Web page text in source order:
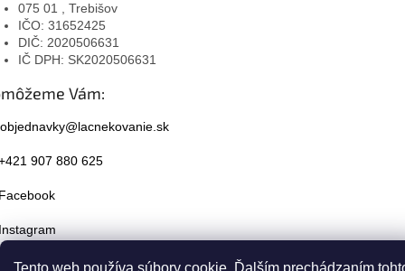
Tento web používa súbory cookie. Ďalším prechádzaním
075 01 , Trebišov
IČO: 31652425
DIČ: 2020506631
IČ DPH: SK2020506631
Vám:
objednavky@lacnekovanie.sk
907 880 625